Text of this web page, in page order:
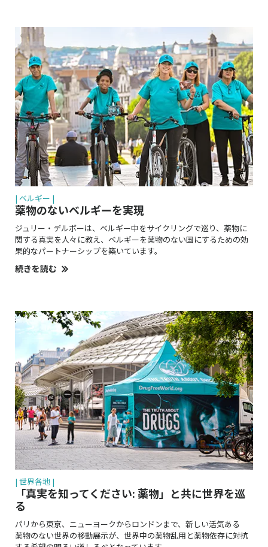
| ベルギー |
薬物のないベルギーを実現
ジュリー・デルボーは、ベルギー中をサイクリングで巡り、薬物に
関する真実を人々に教え、ベルギーを薬物のない国にするための効
果的なパートナーシップを築いています。
続きを読む
| 世界各地 |
「真実を知ってください: 薬物」と共に世界を巡
る
パリから東京、ニューヨークからロンドンまで、新しい活気ある
薬物のない世界の移動展示が、世界中の薬物乱用と薬物依存に対抗